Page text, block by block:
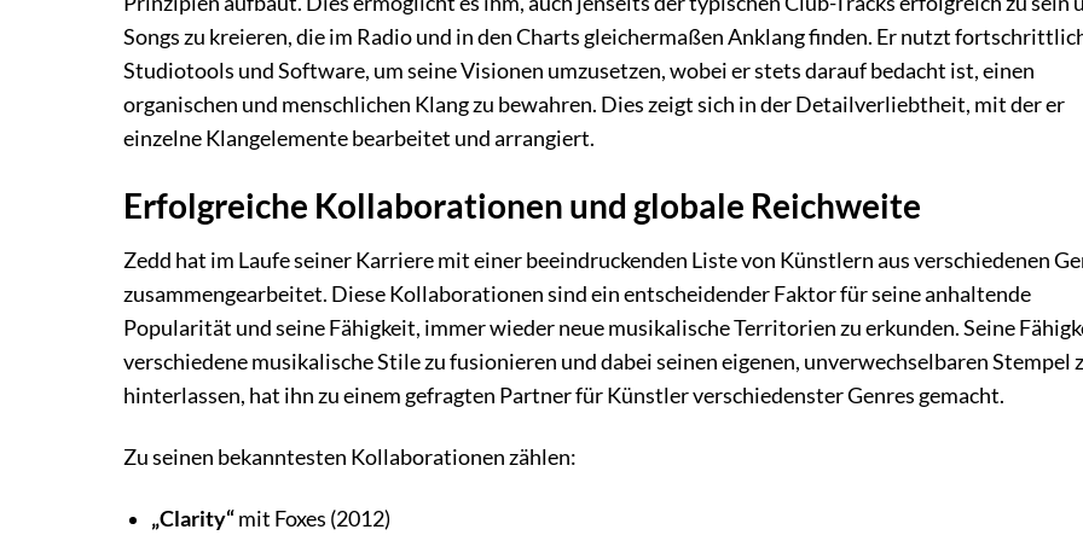
Songs zu kreieren, die im Radio und in den Charts gleichermaßen Anklang finden. Er nutzt
Studiotools und Software, um seine Visionen umzusetzen, wobei er stets darauf bedacht ist, einen
organischen und menschlichen Klang zu bewahren. Dies zeigt sich in der Detailverliebtheit, mit der er
einzelne Klangelemente bearbeitet und arrangiert.
Erfolgreiche Kollaborationen und globale Reichweite
Zedd hat im Laufe seiner Karriere mit einer beeindruckenden Liste von Künstlern aus verschiedenen
zusammengearbeitet. Diese Kollaborationen sind ein entscheidender Faktor für seine anhaltende
Popularität und seine Fähigkeit, immer wieder neue musikalische Territorien zu erkunden. Seine
verschiedene musikalische Stile zu fusionieren und dabei seinen eigenen, unverwechselbaren Stempel
hinterlassen, hat ihn zu einem gefragten Partner für Künstler verschiedenster Genres gemacht.
Zu seinen bekanntesten Kollaborationen zählen:
„Clarity“mit Foxes (2012)